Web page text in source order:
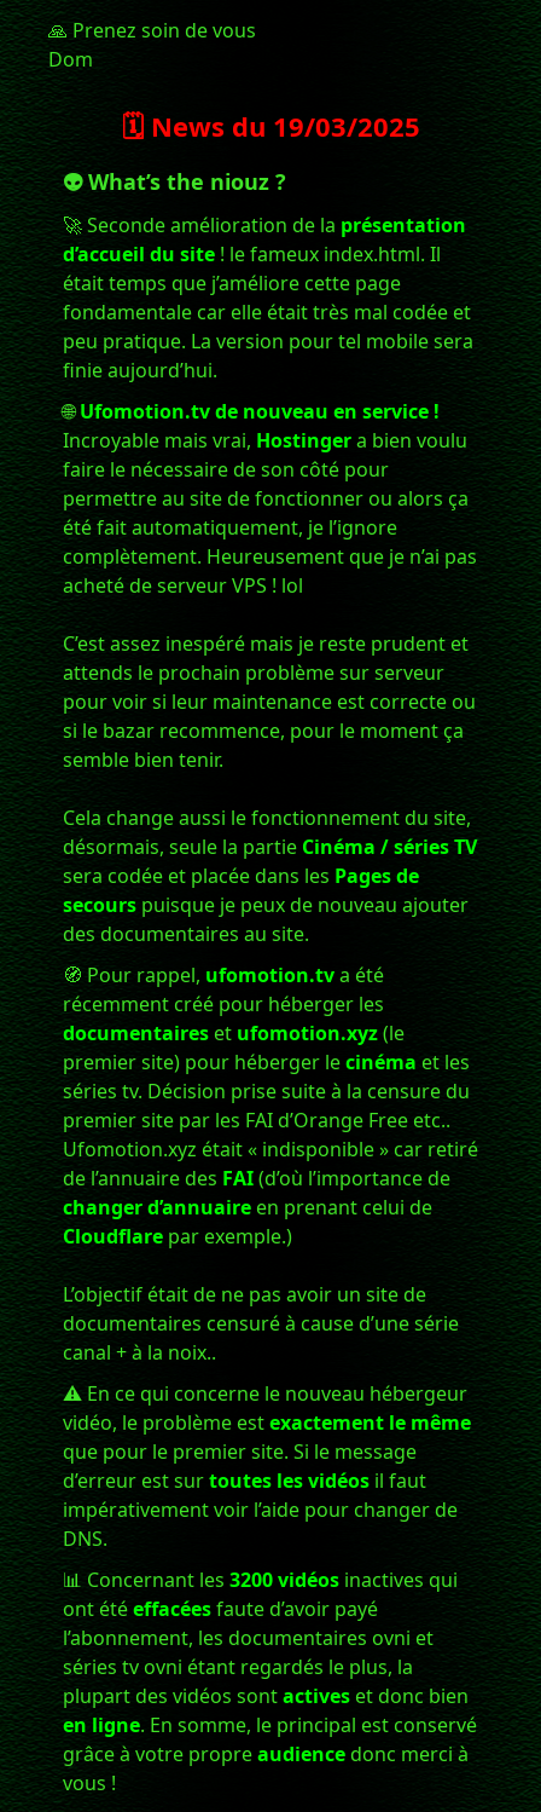
🙏 Prenez soin de vous
Dom
🗓️ News du 19/03/2025
👽 What’s the niouz ?
🚀 Seconde amélioration de la présentation
d’accueil du site ! le fameux index.html. Il
était temps que j’améliore cette page
fondamentale car elle était très mal codée et
peu pratique. La version pour tel mobile sera
finie aujourd’hui.
🌐Ufomotion.tv de nouveau en service !
Incroyable mais vrai, Hostingera bien voulu
faire le nécessaire de son côté pour
permettre au site de fonctionner ou alors ça
été fait automatiquement, je l’ignore
complètement. Heureusement que je n’ai pas
acheté de serveur VPS ! lol
C’est assez inespéré mais je reste prudent et
attends le prochain problème sur serveur
pour voir si leur maintenance est correcte ou
si le bazar recommence, pour le moment ça
semble bien tenir.
Cela change aussi le fonctionnement du site,
désormais, seule la partie Cinéma / séries TV
sera codée et placée dans les Pages de
secours puisque je peux de nouveau ajouter
des documentaires au site.
🧭 Pour rappel, ufomotion.tva été
récemment créé pour héberger les
documentaires et ufomotion.xyz(le
premier site) pour héberger lecinéma et les
séries tv. Décision prise suite à la censure du
premier site par les FAI d’Orange Free etc..
Ufomotion.xyz était « indisponible » car retiré
de l’annuaire des FAI(d’où l’importance de
changer d’annuaire en prenant celui de
Cloudflare par exemple.)
L’objectif était de ne pas avoir un site de
documentaires censuré à cause d’une série
canal + à la noix..
⚠️ En ce qui concerne le nouveau hébergeur
vidéo, le problème estexactement le même
que pour le premier site. Si le message
d’erreur est surtoutes les vidéos il faut
impérativement voir l’aide pour changer de
DNS.
📊 Concernant les 3200 vidéos inactives qui
ont étéeffacéesfaute d’avoir payé
l’abonnement, les documentaires ovni et
séries tv ovni étant regardés le plus, la
plupart des vidéos sontactives et donc bien
en ligne. En somme, le principal est conservé
grâce à votre propreaudiencedonc merci à
vous !